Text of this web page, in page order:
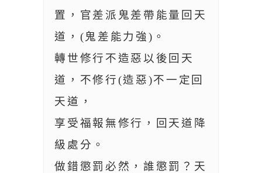
置，官差派鬼差帶能量回天
道，(鬼差能力強)。
轉世修行不造惡以後回天
道，不修行(造惡)不一定回
天道，
享受福報無修行，回天道降
級處分。
做錯懲罰必然，誰懲罰？天